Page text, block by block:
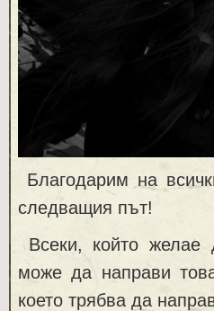
Благодарим на
следващия път!
Всеки, който желае
може да направи
което трябва да